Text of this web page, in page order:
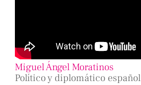
Miguel Ángel Moratinos
Político y diplomático español